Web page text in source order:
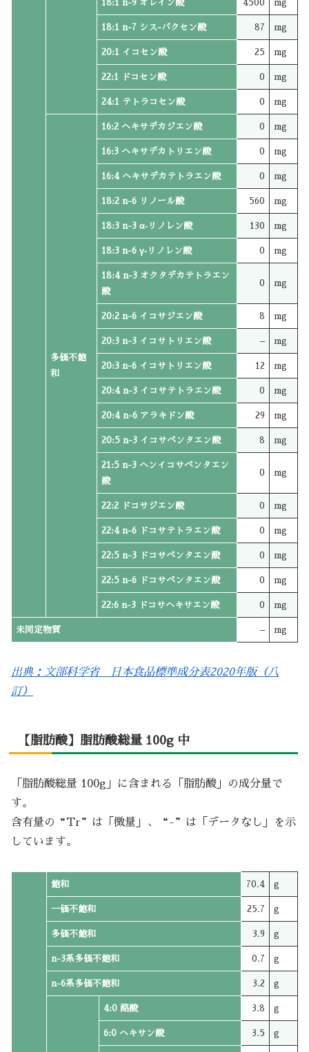
18:1 n-9 オレイン酸 4500 mg
18:1 n-7 シス-バクセン酸 87 mg
20:1 イコセン酸 25 mg
22:1 ドコセン酸 0 mg
24:1 テトラコセン酸 0 mg
多価不飽
和
16:2 ヘキサデカジエン酸 0 mg
16:3 ヘキサデカトリエン酸 0 mg
16:4 ヘキサデカテトラエン酸 0 mg
18:2 n-6 リノール酸 560 mg
18:3 n-3 α‐リノレン酸 130 mg
18:3 n-6 γ‐リノレン酸 0 mg
18:4 n-3 オクタデカテトラエン
酸
0 mg
20:2 n-6 イコサジエン酸 8 mg
20:3 n-3 イコサトリエン酸 – mg
20:3 n-6 イコサトリエン酸 12 mg
20:4 n-3 イコサテトラエン酸 0 mg
20:4 n-6 アラキドン酸 29 mg
20:5 n-3 イコサペンタエン酸 8 mg
21:5 n-3 ヘンイコサペンタエン
酸
0 mg
22:2 ドコサジエン酸 0 mg
22:4 n-6 ドコサテトラエン酸 0 mg
22:5 n-3 ドコサペンタエン酸 0 mg
22:5 n-6 ドコサペンタエン酸 0 mg
22:6 n-3 ドコサヘキサエン酸 0 mg
未同定物質 – mg
出典：文部科学省 日本食品標準成分表2020年版（八
訂）
【脂肪酸】脂肪酸総量 100g 中
「脂肪酸総量 100g」に含まれる「脂肪酸」の成分量で
す。
含有量の“Tr”は「微量」、“-”は「データなし」を示
しています。
飽和 70.4 g
一価不飽和 25.7 g
多価不飽和 3.9 g
n-3系多価不飽和 0.7 g
n-6系多価不飽和 3.2 g
4:0 酪酸 3.8 g
6:0 ヘキサン酸 3.5 g